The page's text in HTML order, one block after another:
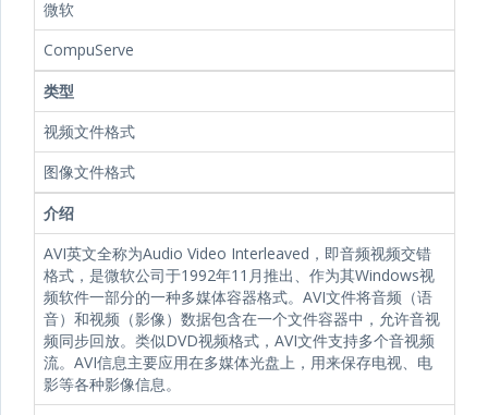
微软
CompuServe
类型
视频文件格式
图像文件格式
介绍
AVI英文全称为Audio Video Interleaved，即音频视频交错
格式，是微软公司于1992年11月推出、作为其Windows视
频软件一部分的一种多媒体容器格式。AVI文件将音频（语
音）和视频（影像）数据包含在一个文件容器中，允许音视
频同步回放。类似DVD视频格式，AVI文件支持多个音视频
流。AVI信息主要应用在多媒体光盘上，用来保存电视、电
影等各种影像信息。